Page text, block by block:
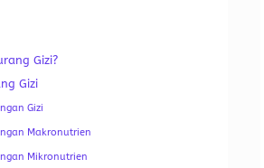
Gizi?
Gizi
Gizi
Makronutrien
Mikronutrien